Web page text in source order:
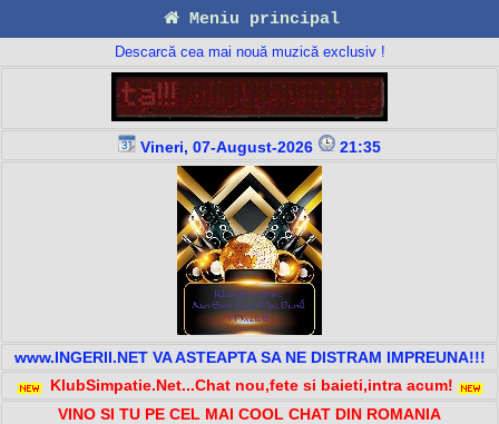
Meniu principal
Descarcă cea mai nouă muzică exclusiv !
Vineri, 07-August-2026 21:35
www.INGERII.NET VA ASTEAPTA SA NE DISTRAM IMPREUNA!!!
KlubSimpatie.Net...Chat nou,fete si baieti,intra acum!
VINO SI TU PE CEL MAI COOL CHAT DIN ROMANIA